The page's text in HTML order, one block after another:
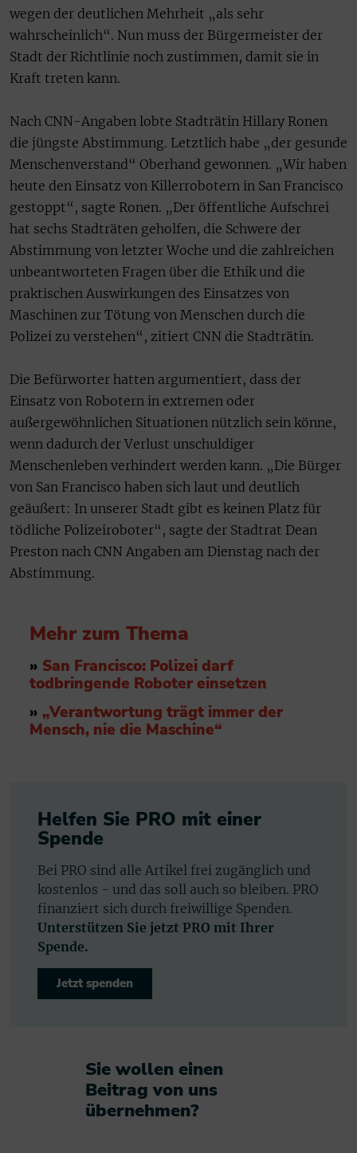
wegen der deutlichen Mehrheit „als sehr
wahrscheinlich“. Nun muss der Bürgermeister der
Stadt der Richtlinie noch zustimmen, damit sie in
Kraft treten kann.
Nach CNN-Angaben lobte Stadträtin Hillary Ronen
die jüngste Abstimmung. Letztlich habe „der gesunde
Menschenverstand“ Oberhand gewonnen. „Wir haben
heute den Einsatz von Killerrobotern in San Francisco
gestoppt“, sagte Ronen. „Der öffentliche Aufschrei
hat sechs Stadträten geholfen, die Schwere der
Abstimmung von letzter Woche und die zahlreichen
unbeantworteten Fragen über die Ethik und die
praktischen Auswirkungen des Einsatzes von
Maschinen zur Tötung von Menschen durch die
Polizei zu verstehen“, zitiert CNN die Stadträtin.
Die Befürworter hatten argumentiert, dass der
Einsatz von Robotern in extremen oder
außergewöhnlichen Situationen nützlich sein könne,
wenn dadurch der Verlust unschuldiger
Menschenleben verhindert werden kann. „Die Bürger
von San Francisco haben sich laut und deutlich
geäußert: In unserer Stadt gibt es keinen Platz für
tödliche Polizeiroboter“, sagte der Stadtrat Dean
Preston nach CNN Angaben am Dienstag nach der
Abstimmung.
Mehr zum Thema
» San Francisco: Polizei darf
todbringende Roboter einsetzen
» „Verantwortung trägt immer der
Mensch, nie die Maschine“
Helfen Sie PRO mit einer
Spende
Bei PRO sind alle Artikel frei zugänglich und
kostenlos - und das soll auch so bleiben. PRO
finanziert sich durch freiwillige Spenden.
Unterstützen Sie jetzt PRO mit Ihrer
Spende.
Jetzt spenden
Sie wollen einen
Beitrag von uns
übernehmen?​